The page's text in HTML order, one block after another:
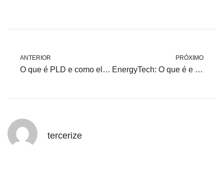
ANTERIOR
O que é PLD e como ele influencia o preço da energia elétrica?
PRÓXIMO
EnergyTech: O que é e por que o Brasil tem se destacado?
tercerize